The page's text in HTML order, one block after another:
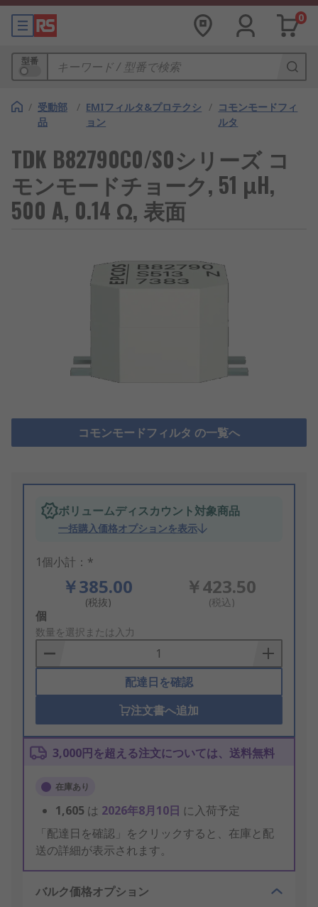
0
型番
/ 受動部
品
/ EMIフィルタ&プロテクシ
ョン
/ コモンモードフィ
ルタ
TDK B82790C0/S0シリーズ コ
モンモードチョーク, 51 μH,
500 A, 0.14 Ω, 表面
コモンモードフィルタ の一覧へ
ボリュームディスカウント対象商品
一括購入価格オプションを表示
1個小計：*
￥385.00
(税抜)
￥423.50
(税込)
Add
to
Basket
個
数量を選択または入力
配達日を確認
注文書へ追加
3,000円を超える注文については、送料無料
在庫あり
1,605 は 2026年8月10日 に入荷予定
「配達日を確認」をクリックすると、在庫と配
送の詳細が表示されます。
バルク価格オプション